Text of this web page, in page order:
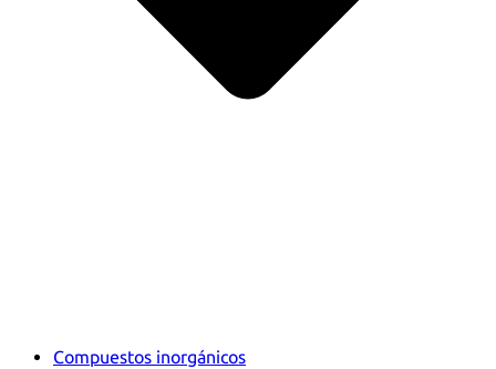
Compuestos inorgánicos